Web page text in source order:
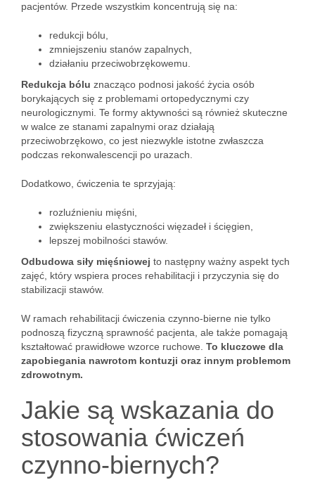
pacjentów. Przede wszystkim koncentrują się na:
redukcji bólu,
zmniejszeniu stanów zapalnych,
działaniu przeciwobrzękowemu.
Redukcja bólu znacząco podnosi jakość życia osób
borykających się z problemami ortopedycznymi czy
neurologicznymi. Te formy aktywności są również skuteczne
w walce ze stanami zapalnymi oraz działają
przeciwobrzękowo, co jest niezwykle istotne zwłaszcza
podczas rekonwalescencji po urazach.
Dodatkowo, ćwiczenia te sprzyjają:
rozluźnieniu mięśni,
zwiększeniu elastyczności więzadeł i ścięgien,
lepszej mobilności stawów.
Odbudowa siły mięśniowej to następny ważny aspekt tych
zajęć, który wspiera proces rehabilitacji i przyczynia się do
stabilizacji stawów.
W ramach rehabilitacji ćwiczenia czynno-bierne nie tylko
podnoszą fizyczną sprawność pacjenta, ale także pomagają
kształtować prawidłowe wzorce ruchowe. To kluczowe dla
zapobiegania nawrotom kontuzji oraz innym problemom
zdrowotnym.
Jakie są wskazania do
stosowania ćwiczeń
czynno-biernych?